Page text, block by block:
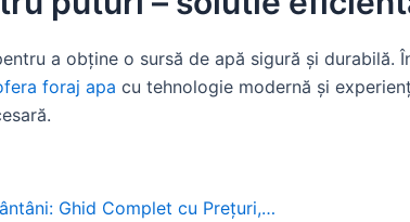
a obține o sursă de apă sigură și
foraj apa cu tehnologie modernă și
Ghid Complet cu Prețuri,…